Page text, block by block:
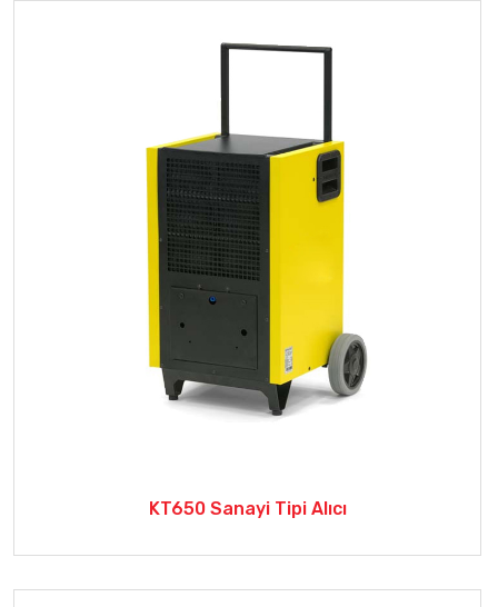
KT650 Sanayi Tipi Alıcı